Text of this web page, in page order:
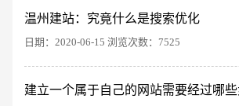
温州建站：究竟什么是搜索优化
日期：2020-06-15 浏览次数：7525
建立一个属于自己的网站需要经过哪些